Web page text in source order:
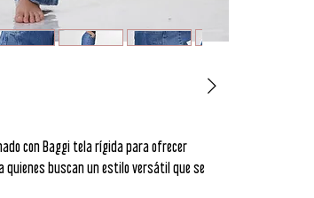
con Baggi tela rígida para ofrecer
quienes buscan un estilo versátil que se